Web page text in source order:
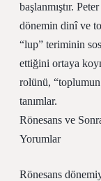
başlanmıştır.
dönemin dinî ve
“lup” teriminin
ettiğini ortaya
rolünü, “toplumun
tanımlar.
Rönesans ve
Yorumlar
Rönesans